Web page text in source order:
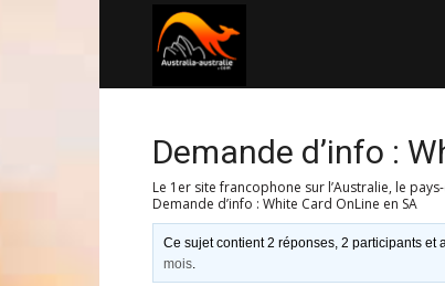
Demande d’info :
Le 1er site francophone sur l’Australie, le
Demande d’info : White Card OnLine en SA
Ce sujet contient 2 réponses, 2 participants et
mois.